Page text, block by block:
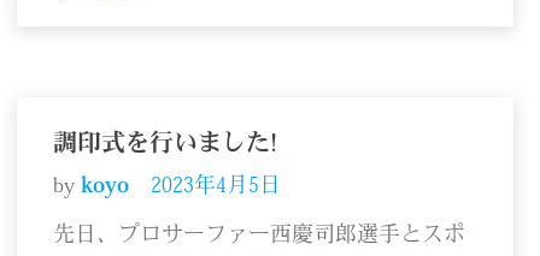
調印式を行いました!
by koyo 2023年4月5日
先日、プロサーファー西慶司郎選手とスポ